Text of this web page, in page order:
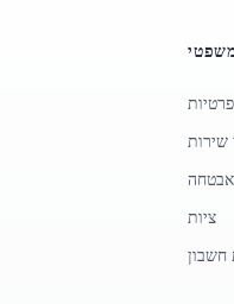
שירות
אבטחה
ציות
חשבון